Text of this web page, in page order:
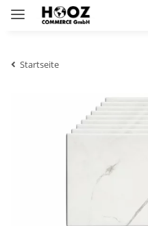
Startseite